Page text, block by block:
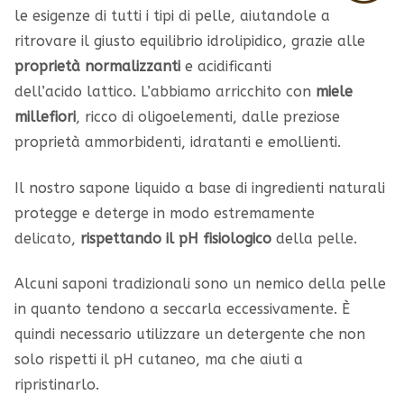
le esigenze di tutti i tipi di pelle, aiutandole a
ritrovare il giusto equilibrio idrolipidico, grazie alle
proprietà normalizzanti e acidificanti
dell’acido lattico. L’abbiamo arricchito con miele
millefiori, ricco di oligoelementi, dalle preziose
proprietà ammorbidenti, idratanti e emollienti.
Il nostro sapone liquido a base di ingredienti naturali
protegge e deterge in modo estremamente
delicato, rispettando il pH fisiologico della pelle.
Alcuni saponi tradizionali sono un nemico della pelle
in quanto tendono a seccarla eccessivamente. È
quindi necessario utilizzare un detergente che non
solo rispetti il pH cutaneo, ma che aiuti a
ripristinarlo.